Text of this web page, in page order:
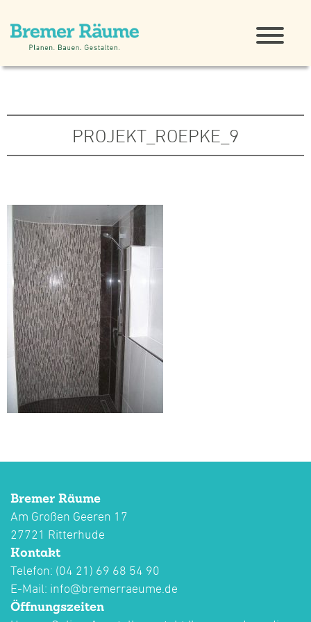
PROJEKT_ROEPKE_9
Bremer Räume
Am Großen Geeren 17
27721 Ritterhude
Kontakt
Telefon: (04 21) 69 68 54 90
E-Mail: info@bremerraeume.de
Öffnungszeiten